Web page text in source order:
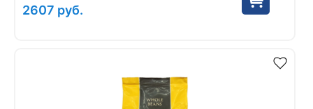
2607 руб.